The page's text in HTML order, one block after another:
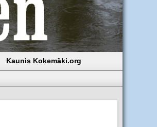
Kaunis Kokemäki.org